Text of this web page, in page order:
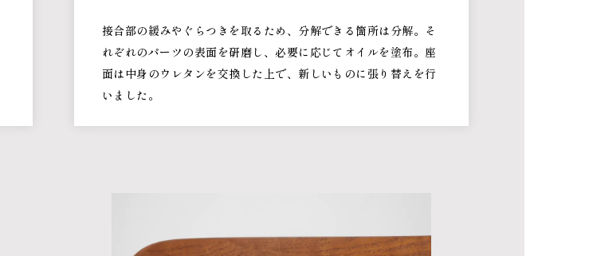
接合部の緩みやぐらつきを取るため、分解できる箇所は分解。そ
れぞれのパーツの表面を研磨し、必要に応じてオイルを塗布。座
面は中身のウレタンを交換した上で、新しいものに張り替えを行
いました。